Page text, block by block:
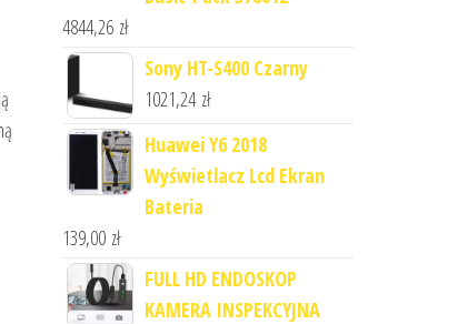
4844,26 zł
Sony HT-S400 Czarny
1021,24 zł
Huawei Y6 2018
Wyświetlacz Lcd Ekran
Bateria
139,00 zł
FULL HD ENDOSKOP
KAMERA INSPEKCYJNA